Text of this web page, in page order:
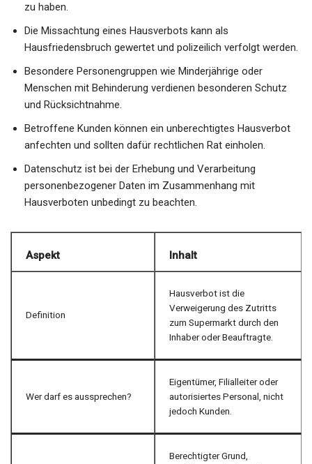
zu haben.
Die Missachtung eines Hausverbots kann als
Hausfriedensbruch gewertet und polizeilich verfolgt werden.
Besondere Personengruppen wie Minderjährige oder
Menschen mit Behinderung verdienen besonderen Schutz
und Rücksichtnahme.
Betroffene Kunden können ein unberechtigtes Hausverbot
anfechten und sollten dafür rechtlichen Rat einholen.
Datenschutz ist bei der Erhebung und Verarbeitung
personenbezogener Daten im Zusammenhang mit
Hausverboten unbedingt zu beachten.
Aspekt Inhalt
Definition
Hausverbot ist die
Verweigerung des Zutritts
zum Supermarkt durch den
Inhaber oder Beauftragte.
Wer darf es aussprechen?
Eigentümer, Filialleiter oder
autorisiertes Personal, nicht
jedoch Kunden.
Berechtigter Grund,